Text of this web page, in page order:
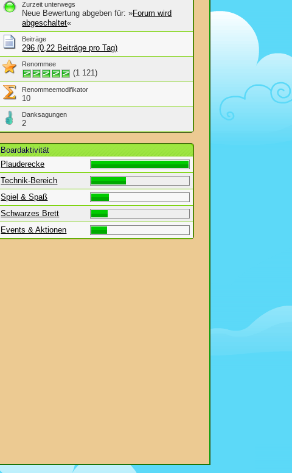
Zurzeit unterwegs
Neue Bewertung abgeben für: »Forum wird
abgeschaltet«
Beiträge
296 (0,22 Beiträge pro Tag)
Renommee
(1 121)
Renommeemodifikator
10
Danksagungen
2
Boardaktivität
Plauderecke
Technik-Bereich
Spiel & Spaß
Schwarzes Brett
Events & Aktionen